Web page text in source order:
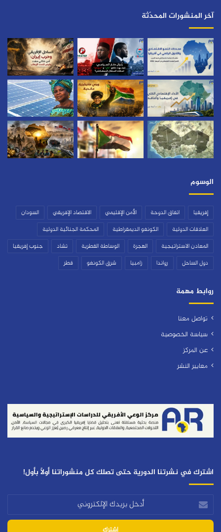
آخر المنشورات المحدّثة
الوسوم
إفريقيا اتفاق الدوحة الأمن الإقليمي الاقتصاد الإفريقي
السودان
العلاقات الدولية
الكونغو الديمقراطية
المحكمة الجنائية الدولية
المعادن الاستراتيجية
الهجرة الوساطة القطرية تشاد
جنوب إفريقيا
دول الساحل
رواندا زامبيا شرق الكونغو قطر
روابط مهمة
تواصل معنا
سياسة الخصوصية
عن المركز
معايير النشر
اشترك في نشرتنا الدورية حتى تصلك كل منشوراتنا أولاً بأول!